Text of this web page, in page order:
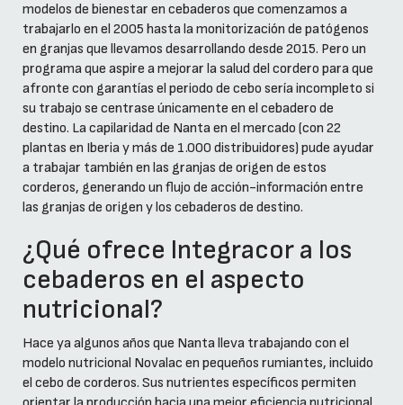
modelos de bienestar en cebaderos que comenzamos a
trabajarlo en el 2005 hasta la monitorización de patógenos
en granjas que llevamos desarrollando desde 2015. Pero un
programa que aspire a mejorar la salud del cordero para que
afronte con garantías el periodo de cebo sería incompleto si
su trabajo se centrase únicamente en el cebadero de
destino. La capilaridad de Nanta en el mercado (con 22
plantas en Iberia y más de 1.000 distribuidores) pude ayudar
a trabajar también en las granjas de origen de estos
corderos, generando un flujo de acción-información entre
las granjas de origen y los cebaderos de destino.
¿Qué ofrece Integracor a los
cebaderos en el aspecto
nutricional?
Hace ya algunos años que Nanta lleva trabajando con el
modelo nutricional Novalac en pequeños rumiantes, incluido
el cebo de corderos. Sus nutrientes específicos permiten